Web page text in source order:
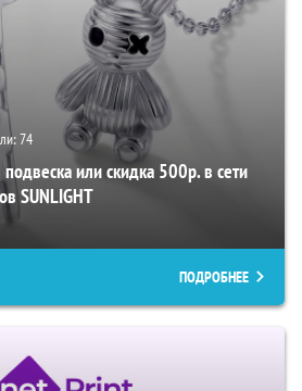
74
или скидка 500р. в сети
SUNLIGHT
ПОДРОБНЕЕ